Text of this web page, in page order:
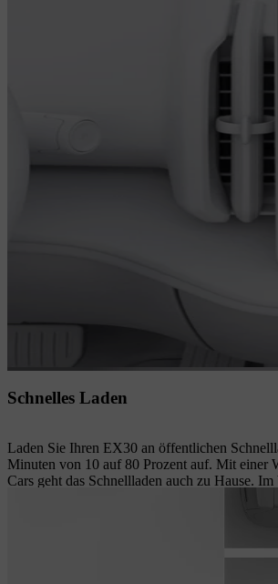
Schnelles Laden
Laden Sie Ihren EX30 an öffentlichen
Minuten von 10 auf 80 Prozent auf. Mit einer
Cars geht das Schnellladen auch zu Hause.
fünfmal schneller aufgeladen werden.
Fortschritt auf der Wallbox und Ihrem